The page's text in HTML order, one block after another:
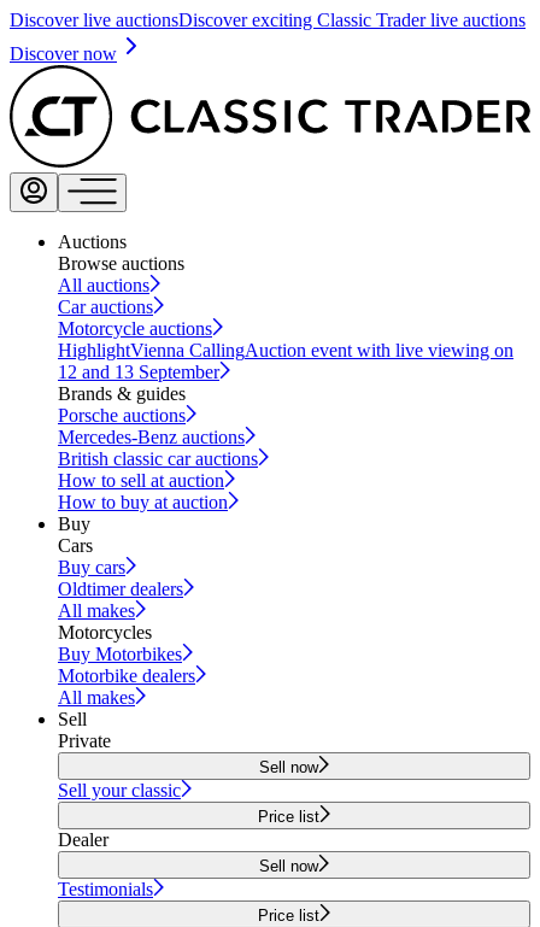
Discover live auctionsDiscover exciting Classic Trader live auctions
Discover now
Auctions
Browse auctions
All auctions
Car auctions
Motorcycle auctions
HighlightVienna CallingAuction event with live viewing on
12 and 13 September
Brands & guides
Porsche auctions
Mercedes-Benz auctions
British classic car auctions
How to sell at auction
How to buy at auction
Buy
Cars
Buy cars
Oldtimer dealers
All makes
Motorcycles
Buy Motorbikes
Motorbike dealers
All makes
Sell
Private
Sell now
Sell your classic
Price list
Dealer
Sell now
Testimonials
Price list